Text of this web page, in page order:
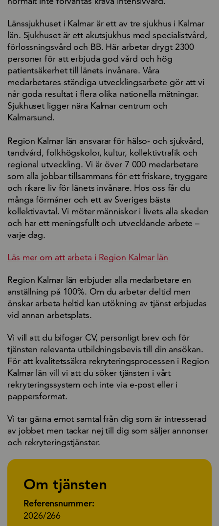
Länssjukhuset i Kalmar är ett av tre sjukhus i Kalmar
län. Sjukhuset är ett akutsjukhus med specialistvård,
förlossningsvård och BB. Här arbetar drygt 2300
personer för att erbjuda god vård och hög
patientsäkerhet till länets invånare. Våra
medarbetares ständiga utvecklingsarbete gör att vi
når goda resultat i flera olika nationella mätningar.
Sjukhuset ligger nära Kalmar centrum och
Kalmarsund.
Region Kalmar län ansvarar för hälso- och sjukvård,
tandvård, folkhögskolor, kultur, kollektivtrafik och
regional utveckling. Vi är över 7 000 medarbetare
som alla jobbar tillsammans för ett friskare, tryggare
och rikare liv för länets invånare. Hos oss får du
många förmåner och ett av Sveriges bästa
kollektivavtal. Vi möter människor i livets alla skeden
och har ett meningsfullt och utvecklande arbete –
varje dag.
Läs mer om att arbeta i Region Kalmar län
Region Kalmar län erbjuder alla medarbetare en
anställning på 100%. Om du arbetar deltid men
önskar arbeta heltid kan utökning av tjänst erbjudas
vid annan arbetsplats.
Vi vill att du bifogar CV, personligt brev och för
tjänsten relevanta utbildningsbevis till din ansökan.
För att kvalitetssäkra rekryteringsprocessen i Region
Kalmar län vill vi att du söker tjänsten i vårt
rekryteringssystem och inte via e-post eller i
pappersformat.
Vi tar gärna emot samtal från dig som är intresserad
av jobbet men tackar nej till dig som säljer annonser
och rekryteringstjänster.
Om tjänsten
Referensnummer:
2026/266